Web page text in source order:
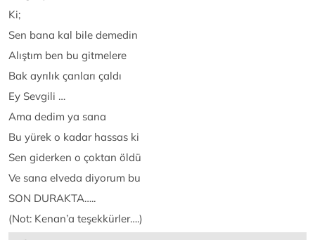
Ki;
Sen bana kal bile demedin
Alıştım ben bu gitmelere
Bak ayrılık çanları çaldı
Ey Sevgili …
Ama dedim ya sana
Bu yürek o kadar hassas ki
Sen giderken o çoktan öldü
Ve sana elveda diyorum bu
SON DURAKTA…..
(Not: Kenan’a teşekkürler….)